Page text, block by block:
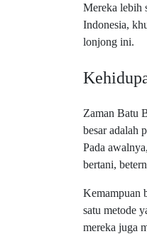
Mereka lebih
Indonesia,
lonjong ini.
Zaman Batu
besar adalah
Pada
bertani,
Kemampuan
satu metode
mereka juga